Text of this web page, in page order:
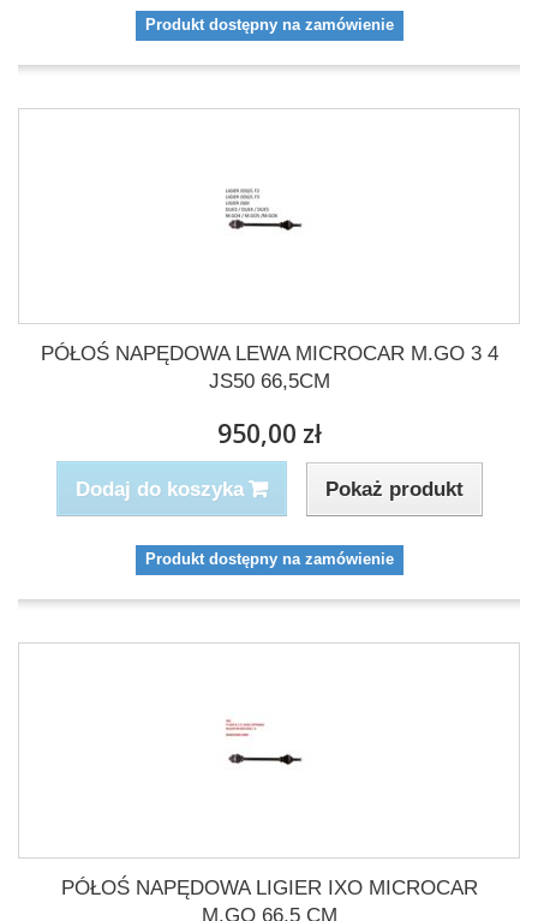
Produkt dostępny na zamówienie
PÓŁOŚ NAPĘDOWA LEWA MICROCAR M.GO 3 4
JS50 66,5CM
950,00 zł
Dodaj do koszyka Pokaż produkt
Produkt dostępny na zamówienie
PÓŁOŚ NAPĘDOWA LIGIER IXO MICROCAR
M.GO 66,5 CM